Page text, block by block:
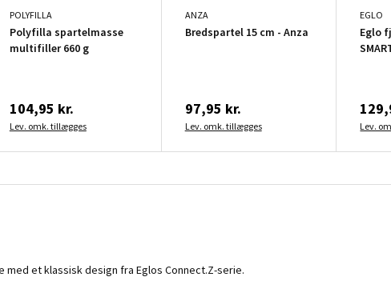
POLYFILLA
Polyfilla spartelmasse
multifiller 660 g
104,95 kr.
Lev. omk. tillægges
ANZA
Bredspartel 15 cm - Anza
97,95 kr.
Lev. omk. tillægges
EGLO
Eglo
Lev.
et klassisk design fra Eglos Connect.Z-serie.